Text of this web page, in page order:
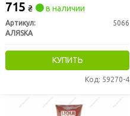
715 ₴ в наличии
Артикул:
5066
АЛЯSКА
КУПИТЬ
Код: 59270-4